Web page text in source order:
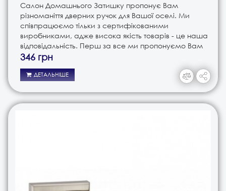
Салон Домашнього Затишку пропонує Вам
різноманіття дверних ручок для Вашої оселі. Ми
співпрацюємо тільки з сертифікованими
виробниками, адже висока якість товарів - це наша
відповідальність. Перш за все ми пропонуємо Вам
ручки різного типу. Це і ручки на планці, і ручки на
розеті, і ручки кноби. В з..
346 грн
ДЕТАЛЬНІШЕ